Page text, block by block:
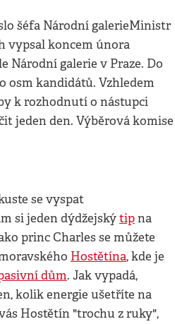
šéfa Národní galerieMinistr
vypsal koncem února
Národní galerie v Praze. Do
osm kandidátů. Vzhledem
k rozhodnutí o nástupci
jeden den. Výběrová komise
se vyspat
si jeden dýdžejskýtipna
princ Charles se můžete
Hostětína, kde je
dům. Jak vypadá,
kolik energie ušetříte na
Hostětín "trochu z ruky",